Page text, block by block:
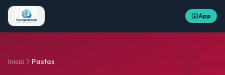
App
Inicio Pastas